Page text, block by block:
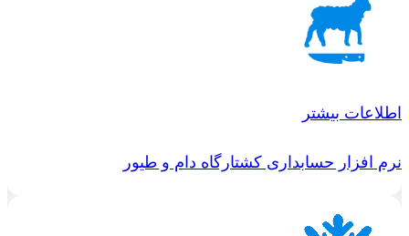
اطلاعات بیشتر
نرم افزار حسابداری کشتارگاه دام و طیور